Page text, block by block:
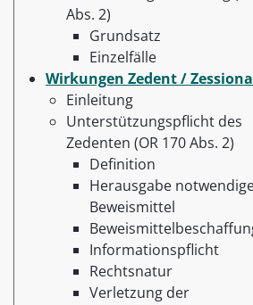
Abs. 2)
Grundsatz
Einzelfälle
Wirkungen Zedent /
Einleitung
Unterstützungspflicht des
Zedenten (OR 170 Abs. 2)
Definition
Herausgabe
Beweismittel
Informationspflicht
Rechtsnatur
Verletzung der